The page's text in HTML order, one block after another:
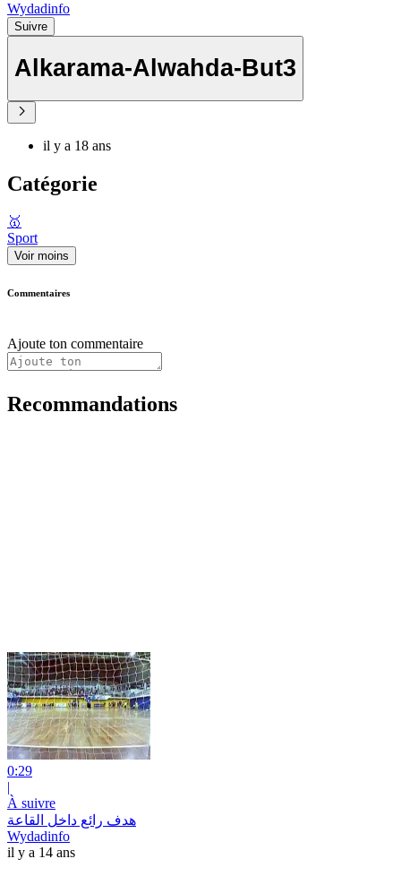
Wydadinfo
Suivre
Alkarama-Alwahda-But3
il y a 18 ans
Catégorie
🥇
Sport
Voir moins
Commentaires
Ajoute ton commentaire
Recommandations
0:29
|
À suivre
هدف رائع داخل القاعة
Wydadinfo
il y a 14 ans